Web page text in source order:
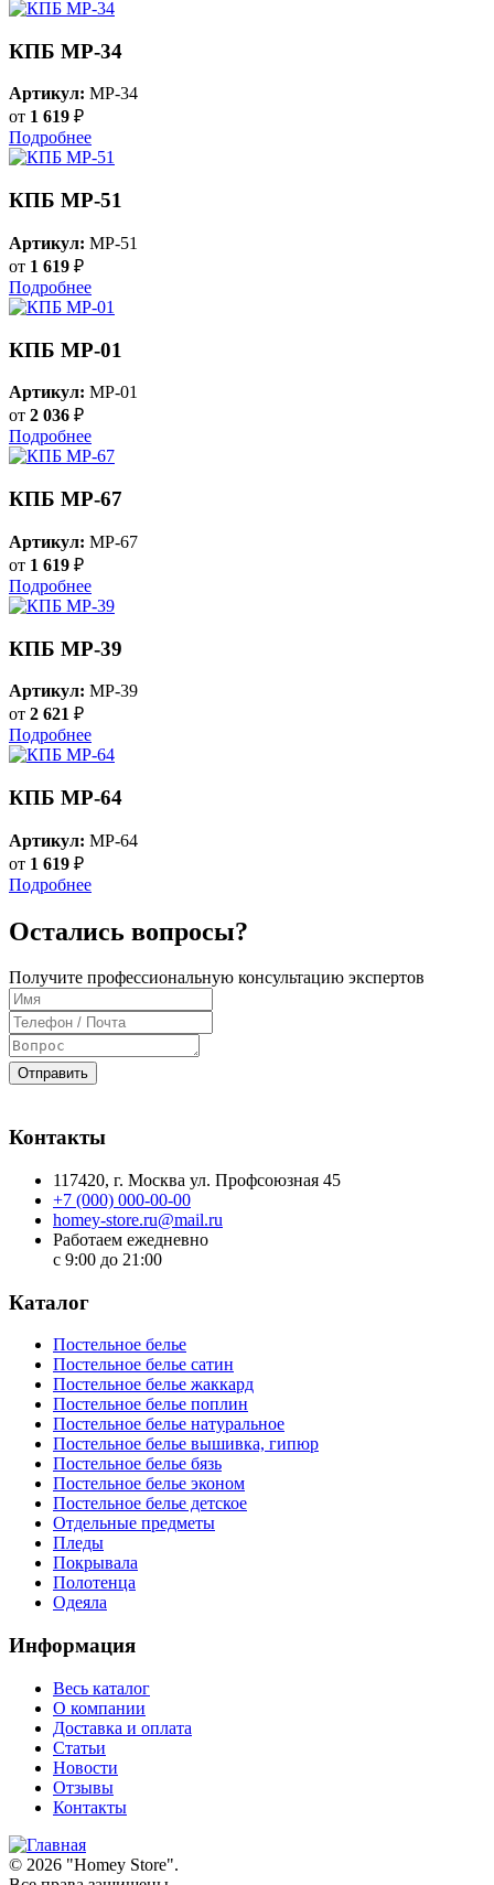
КПБ MP-34
Артикул: MP-34
от 1 619 ₽
Подробнее
КПБ MP-51
Артикул: MP-51
от 1 619 ₽
Подробнее
КПБ MP-01
Артикул: MP-01
от 2 036 ₽
Подробнее
КПБ MP-67
Артикул: MP-67
от 1 619 ₽
Подробнее
КПБ MP-39
Артикул: MP-39
от 2 621 ₽
Подробнее
КПБ MP-64
Артикул: MP-64
от 1 619 ₽
Подробнее
Остались вопросы?
Получите профессиональную консультацию экспертов
Отправить
Контакты
117420, г. Москва ул. Профсоюзная 45
+7 (000) 000-00-00
homey-store.ru@mail.ru
Работаем ежедневно
с 9:00 до 21:00
Каталог
Постельное белье
Постельное белье сатин
Постельное белье жаккард
Постельное белье поплин
Постельное белье натуральное
Постельное белье вышивка, гипюр
Постельное белье бязь
Постельное белье эконом
Постельное белье детское
Отдельные предметы
Пледы
Покрывала
Полотенца
Одеяла
Информация
Весь каталог
О компании
Доставка и оплата
Статьи
Новости
Отзывы
Контакты
© 2026 "Homey Store".